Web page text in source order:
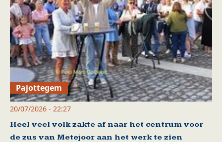
Pajottegem
20/07/2026 - 22:27
Heel veel volk zakte af naar het centrum voor
de zus van Metejoor aan het werk te zien